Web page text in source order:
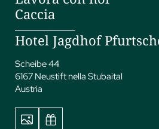
Caccia
Hotel Jagdhof
Scheibe 44
6167 Neustift nella Stubaital
Austria